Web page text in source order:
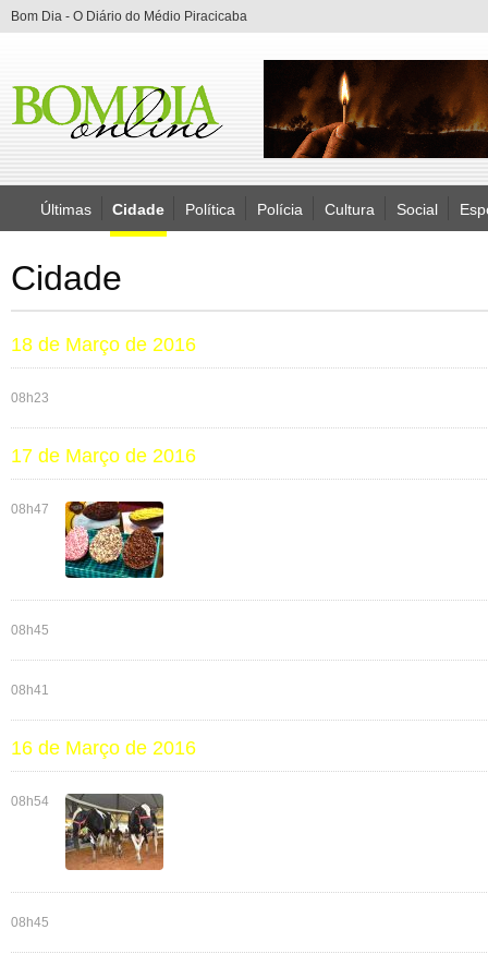
Bom Dia - O Diário do Médio Piracicaba
Últimas Cidade Política Polícia Cultura Social
Cidade
18 de Março de 2016
08h23
17 de Março de 2016
08h47
08h45
08h41
16 de Março de 2016
08h54
08h45